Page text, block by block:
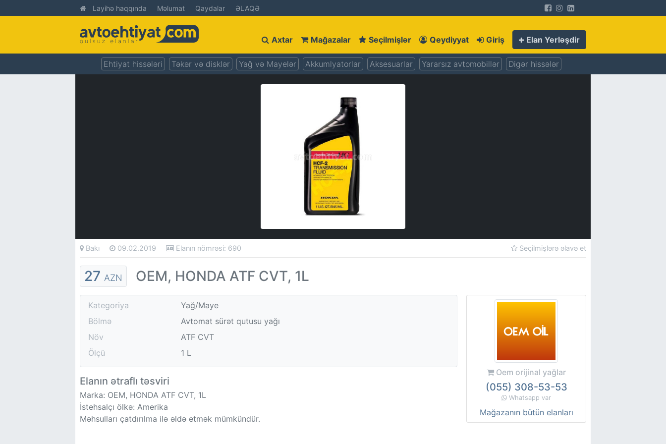
Layihə haqqında Məlumat Qaydalar ƏLAQƏ
Axtar Mağazalar Seçilmişlər Qeydiyyat Giriş Elan Yerləşdir
Ehtiyat hissələri Təkər və disklər Yağ və Mayelər Akkumlyatorlar Aksesuarlar Yararsız avtomobillər Digər hissələr
Bakı 09.02.2019 Elanın nömrəsi: 690 Seçilmişlərə əlavə et
27 AZN OEM, HONDA ATF CVT, 1L
Kategoriya
Yağ/Maye
Bölmə
Avtomat sürət qutusu yağı
Növ
ATF CVT
Ölçü
1 L
Elanın ətraflı təsviri
Marka: OEM, HONDA ATF CVT, 1L
İstehsalçı ölkə: Amerika
Məhsulları çatdırılma ilə əldə etmək mümkündür.
Oem orijinal yağlar
(055) 308-53-53
Whatsapp var
Mağazanın bütün elanları